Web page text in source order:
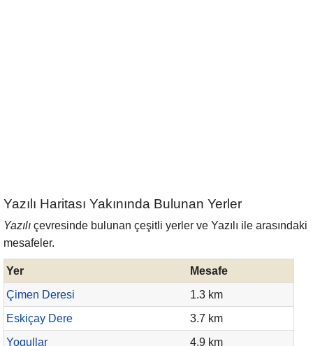
Yazılı Haritası Yakınında Bulunan Yerler
Yazılı çevresinde bulunan çeşitli yerler ve Yazılı ile arasındaki
mesafeler.
Yer
Mesafe
Çimen Deresi
1.3 km
Eskiçay Dere
3.7 km
Yogullar
4.9 km